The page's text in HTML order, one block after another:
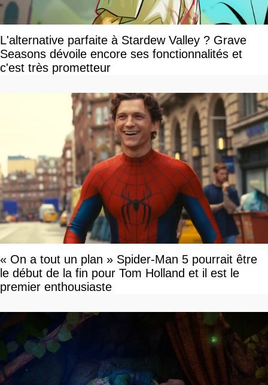
L'alternative parfaite à Stardew Valley ? Grave
Seasons dévoile encore ses fonctionnalités et
c'est très prometteur
« On a tout un plan » Spider-Man 5 pourrait être
le début de la fin pour Tom Holland et il est le
premier enthousiaste